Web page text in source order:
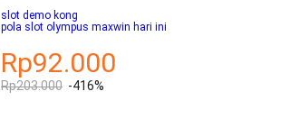
slot demo kong
pola slot olympus maxwin hari ini
Rp92.000
Rp203.000 -416%